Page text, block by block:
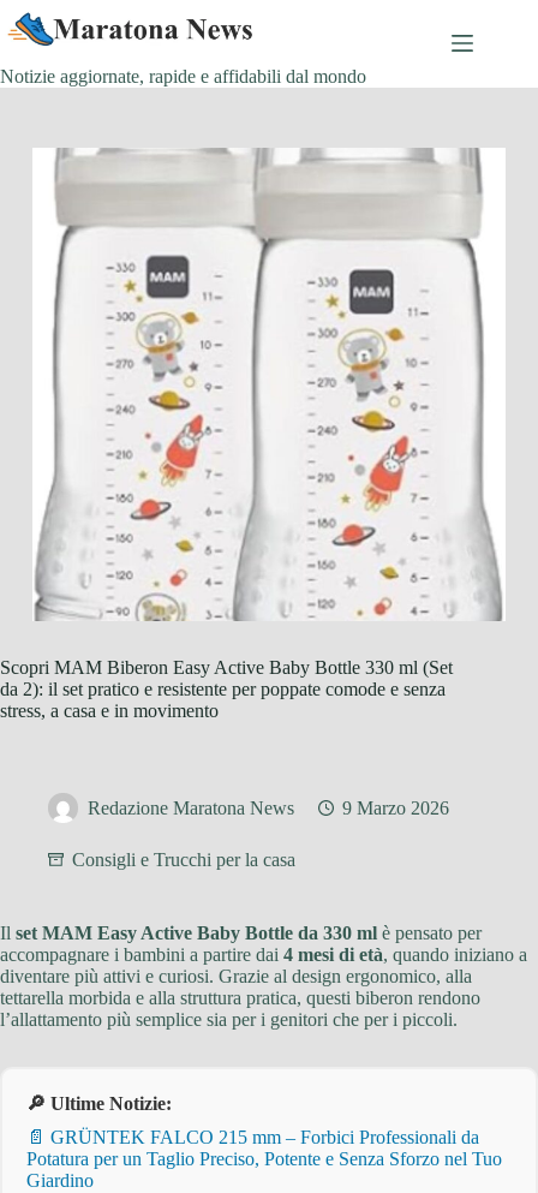
Salta
al
contenuto
Notizie aggiornate, rapide e affidabili dal mondo
Scopri MAM Biberon Easy Active Baby Bottle 330 ml (Set
da 2): il set pratico e resistente per poppate comode e senza
stress, a casa e in movimento
Redazione Maratona News 9 Marzo 2026
Consigli e Trucchi per la casa
Il set MAM Easy Active Baby Bottle da 330 ml è pensato per
accompagnare i bambini a partire dai 4 mesi di età, quando iniziano a
diventare più attivi e curiosi. Grazie al design ergonomico, alla
tettarella morbida e alla struttura pratica, questi biberon rendono
l’allattamento più semplice sia per i genitori che per i piccoli.
🔎 Ultime Notizie:
📄 GRÜNTEK FALCO 215 mm – Forbici Professionali da
Potatura per un Taglio Preciso, Potente e Senza Sforzo nel Tuo
Giardino